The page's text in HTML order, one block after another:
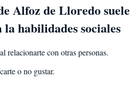
Alfoz de Lloredosuele
lahabilidades sociales
relacionarte con otras personas.
o no gustar.